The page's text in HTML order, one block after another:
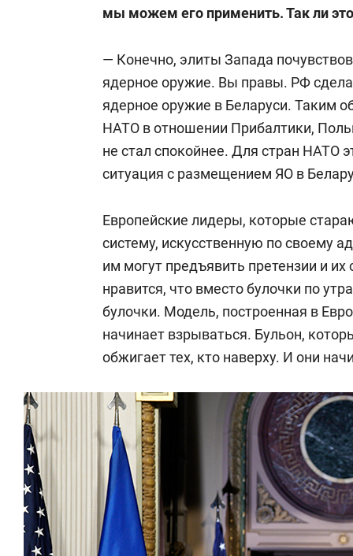
мы можем его применить. Так ли
— Конечно, элиты Запада
ядерное оружие. Вы правы. РФ
ядерное оружие в Беларуси. Таким
НАТО в отношении Прибалтики,
не стал спокойнее. Для стран НАТО
ситуация с размещением ЯО в
Европейские лидеры, которые
систему, искусственную по своему
им могут предъявить претензии и
нравится, что вместо булочки по
булочки. Модель, построенная в
начинает взрываться. Бульон,
обжигает тех, кто наверху. И они